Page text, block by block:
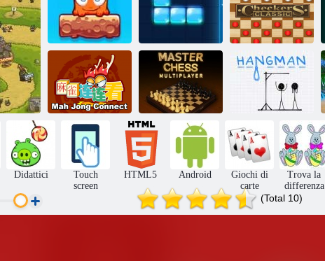
Mondiale Misto:
Weekend
Tetra Dama: Classic
Mahjong
Connect
Multiplayer di
scacchi
Didattici
Touch
screen
HTML5 Android
Giochi di
carte
Trova la
differenza
(Total 10)